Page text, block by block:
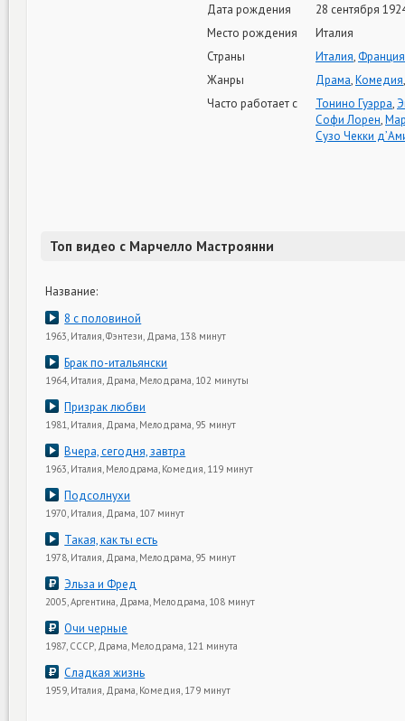
Дата рождения
28 сентября
Место рождения
Италия
Страны
Италия,Франция
Жанры
Драма,Комедия
Часто работает с
Тонино Гуэрра,
Софи Лорен,
Сузо Чекки
Топ видео с Марчелло Мастроянни
Название:
8 с половиной
1963, Италия, Фэнтези, Драма, 138 минут
Брак по-итальянски
1964, Италия, Драма, Мелодрама, 102 минуты
Призрак любви
1981, Италия, Драма, Мелодрама, 95 минут
Вчера, сегодня, завтра
1963, Италия, Мелодрама, Комедия, 119 минут
Подсолнухи
1970, Италия, Драма, 107 минут
Такая, как ты есть
1978, Италия, Драма, Мелодрама, 95 минут
Эльза и Фред
2005, Аргентина, Драма, Мелодрама, 108 минут
Очи черные
1987, СССР, Драма, Мелодрама, 121 минута
Сладкая жизнь
1959, Италия, Драма, Комедия, 179 минут